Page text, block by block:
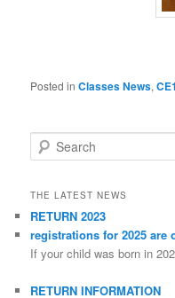
Posted in Classes News,
Search
THE LATEST NEWS
RETURN 2023
registrations for 2025 are
If your child was born in
RETURN INFORMATION